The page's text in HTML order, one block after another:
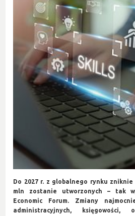
Do 2027 r. z globalnego rynku zniknie
mln zostanie utworzonych – tak
Economic Forum. Zmiany
administracyjnych, księgowości,